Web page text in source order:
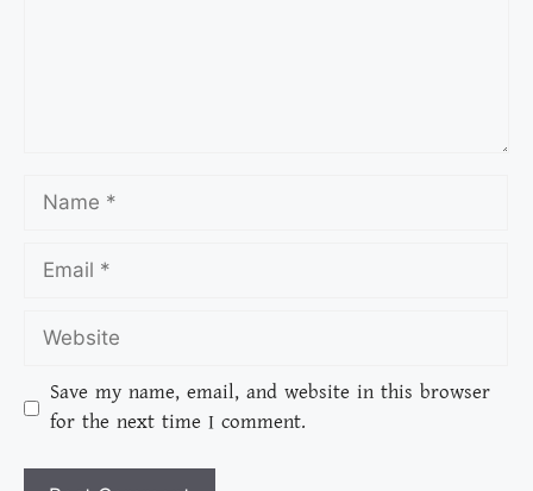
Save my name, email, and website in this browser
for the next time I comment.